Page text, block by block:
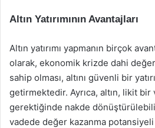
Altın Yatırımının Avantajları
Altın yatırımı yapmanın birçok
olarak, ekonomik krizde dahi
sahip olması, altını güvenli bir
getirmektedir. Ayrıca, altın, likit bir
gerektiğinde nakde
vadede değer kazanma potansiyeli